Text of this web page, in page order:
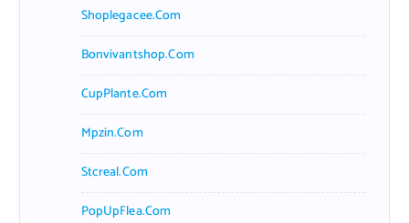
Shoplegacee.com
Bonvivantshop.com
CupPlante.com
Mpzin.com
Stcreal.com
PopUpFlea.com